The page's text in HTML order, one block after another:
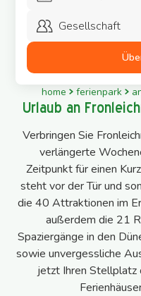
home ferienpark
Urlaub an
Verbringen Sie
verlängerte
Zeitpunkt für einen
steht vor der Tür und
die 40 Attraktionen im
außerdem die 21
Spaziergänge in den
sowie unvergessliche
jetzt Ihren Stellplatz